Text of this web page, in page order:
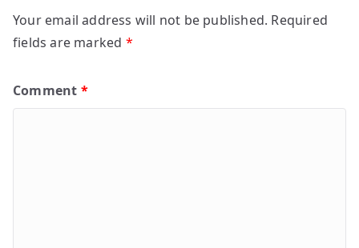
Your email address will not be published. Required
fields are marked *
Comment *